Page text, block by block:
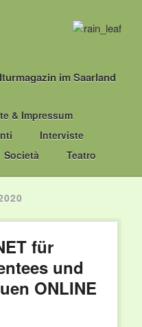
im Saarland
& Impressum
Interviste
Società Teatro
für
und
ONLINE